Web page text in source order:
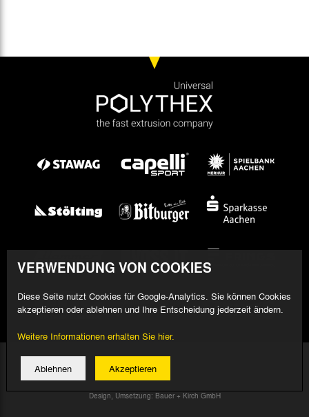
© 2026 Alemannia Aachen - Alle Rechte vorbehalten
Impressum/Datenschutz
Design, Umsetzung: Bauer + Kirch GmbH
VERWENDUNG VON COOKIES
Diese Seite nutzt Cookies für Google-Analytics. Sie können Cookies
akzeptieren oder ablehnen und Ihre Entscheidung jederzeit ändern.
Weitere Informationen erhalten Sie hier.
Ablehnen Akzeptieren